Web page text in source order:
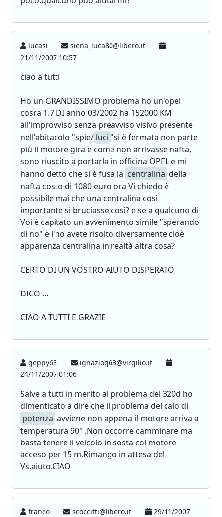
lucasi
siena_luca80@libero.it
21/11/2007 10:57
ciao a tutti
Ho un GRANDISSIMO problema ho un'opel
cosra 1.7 DI anno 03/2002 ha 152000 KM
all'improvviso senza preavviso visivo presente
nell'abitacolo "spie/ luci "si è fermata non parte
più il motore gira e come non arrivasse nafta,
sono riuscito a portarla in officina OPEL e mi
hanno detto che si è fusa la centralina della
nafta costo di 1080 euro ora Vi chiedo è
possibile mai che una centralina così
importante si bruciasse così? e se a qualcuno di
Voi è capitato un avvenimento simile "sperando
di no" e l'ho avete risolto diversamente cioè
apparenza centralina in realtà altra cosa?
CERTO DI UN VOSTRO AIUTO DISPERATO
DICO ...
CIAO A TUTTI E GRAZIE
geppy63
ignaziog63@virgilio.it
24/11/2007 01:06
Salve a tutti in merito al problema del 320d ho
dimenticato a dire che il problema del calo di
potenza avviene non appena il motore arriva a
temperatura 90° .Non occorre camminare ma
basta tenere il veicolo in sosta col motore
acceso per 15 m.Rimango in attesa del
Vs.aiuto.CIAO
franco scoccitti@libero.it
29/11/2007